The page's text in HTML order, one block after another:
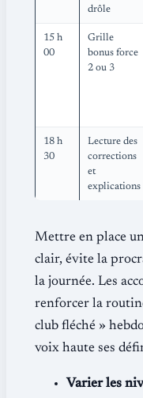
drôle
15 h
00
Grille
bonus force
2 ou 3
18 h
30
Lecture des
corrections
et
explications
Mettre en place
clair, évite la
la journée. Les
renforcer la
club fléché »
voix haute ses
Varier les